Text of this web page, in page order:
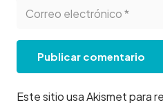
Publicar comentario
Este sitio usa Akismet para